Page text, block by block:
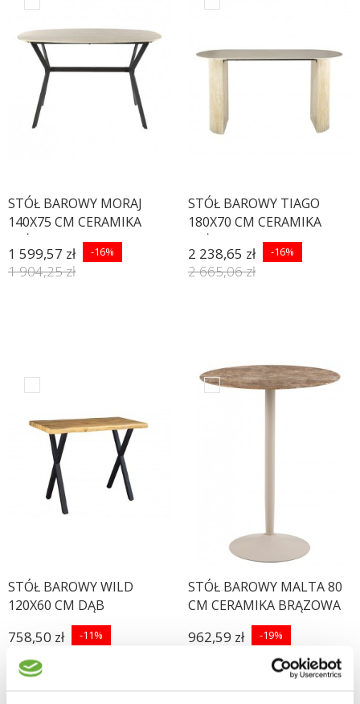
STÓŁ BAROWY MORAJ
140X75 CM CERAMIKA
BEŻOWY
1 599,57 zł -16%
1 904,25 zł
STÓŁ BAROWY TIAGO
180X70 CM CERAMIKA
BEŻOWY
2 238,65 zł -16%
2 665,06 zł
STÓŁ BAROWY WILD
120X60 CM DĄB
758,50 zł -11%
852,24 zł
STÓŁ BAROWY MALTA 80
CM CERAMIKA BRĄZOWA
962,59 zł -19%